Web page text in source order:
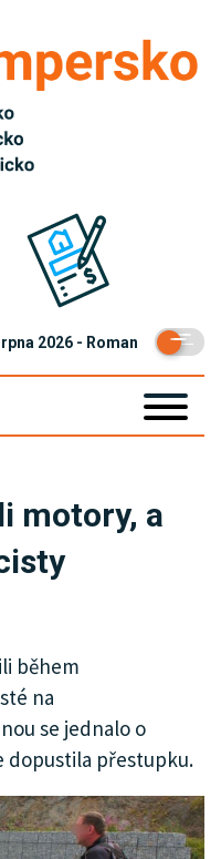
2026 - Roman
motory, a
během
na
se jednalo o
dopustila přestupku.